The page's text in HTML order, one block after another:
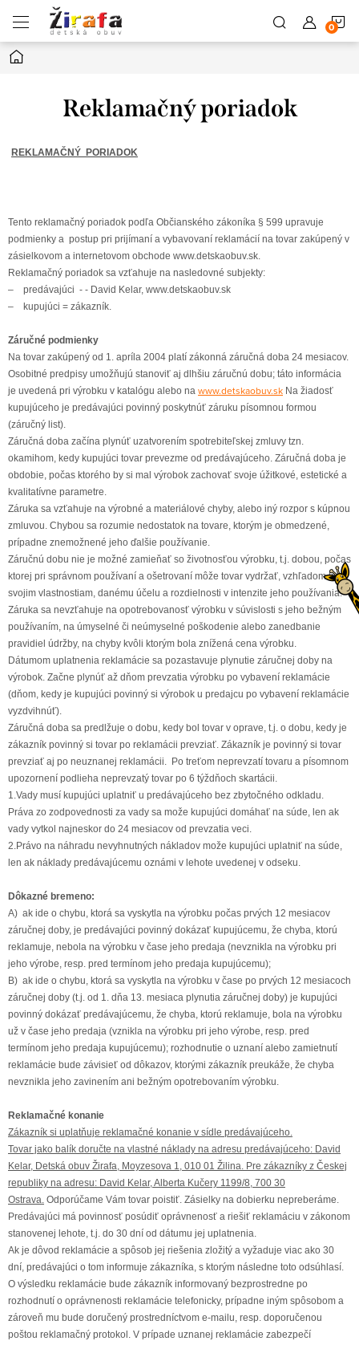
obsah
Domov
Reklamačný poriadok
REKLAMAČNÝ PORIADOK
Tento reklamačný poriadok podľa Občianského zákoníka § 599 upravuje
podmienky a postup pri prijímaní a vybavovaní reklamácií na tovar zakúpený v
zásielkovom a internetovom obchode www.detskaobuv.sk.
Reklamačný poriadok sa vzťahuje na nasledovné subjekty:
– predávajúci - - David Kelar, www.detskaobuv.sk
– kupujúci = zákazník.
Záručné podmienky
Na tovar zakúpený od 1. apríla 2004 platí zákonná záručná doba 24 mesiacov.
Osobitné predpisy umožňujú stanoviť aj dlhšiu záručnú dobu; táto informácia
je uvedená pri výrobku v katalógu alebo na www.detskaobuv.sk Na žiadosť
kupujúceho je predávajúci povinný poskytnúť záruku písomnou formou
(záručný list).
Záručná doba začína plynúť uzatvorením spotrebiteľskej zmluvy tzn.
okamihom, kedy kupujúci tovar prevezme od predávajúceho. Záručná doba je
obdobie, počas ktorého by si mal výrobok zachovať svoje úžitkové, estetické a
kvalitatívne parametre.
Záruka sa vzťahuje na výrobné a materiálové chyby, alebo iný rozpor s kúpnou
zmluvou. Chybou sa rozumie nedostatok na tovare, ktorým je obmedzené,
prípadne znemožnené jeho ďalšie používanie.
Záručnú dobu nie je možné zamieňať so životnosťou výrobku, t.j. dobou, počas
ktorej pri správnom používaní a ošetrovaní môže tovar vydržať, vzhľadom ku
svojim vlastnostiam, danému účelu a rozdielnosti v intenzite jeho používania.
Záruka sa nevzťahuje na opotrebovanosť výrobku v súvislosti s jeho bežným
používaním, na úmyselné či neúmyselné poškodenie alebo zanedbanie
pravidiel údržby, na chyby kvôli ktorým bola znížená cena výrobku.
Dátumom uplatnenia reklamácie sa pozastavuje plynutie záručnej doby na
výrobok. Začne plynúť až dňom prevzatia výrobku po vybavení reklamácie
(dňom, kedy je kupujúci povinný si výrobok u predajcu po vybavení reklamácie
vyzdvihnúť).
Záručná doba sa predlžuje o dobu, kedy bol tovar v oprave, t.j. o dobu, kedy je
zákazník povinný si tovar po reklamácii prevziať. Zákazník je povinný si tovar
prevziať aj po neuznanej reklamácii. Po treťom neprevzatí tovaru a písomnom
upozornení podlieha neprevzatý tovar po 6 týždňoch skartácii.
1.Vady musí kupujúci uplatniť u predávajúceho bez zbytočného odkladu.
Práva zo zodpovednosti za vady sa može kupujúci domáhať na súde, len ak
vady vytkol najneskor do 24 mesiacov od prevzatia veci.
2.Právo na náhradu nevyhnutných nákladov može kupujúci uplatniť na súde,
len ak náklady predávajúcemu oznámi v lehote uvedenej v odseku.
Dôkazné bremeno:
A) ak ide o chybu, ktorá sa vyskytla na výrobku počas prvých 12 mesiacov
záručnej doby, je predávajúci povinný dokázať kupujúcemu, že chyba, ktorú
reklamuje, nebola na výrobku v čase jeho predaja (nevznikla na výrobku pri
jeho výrobe, resp. pred termínom jeho predaja kupujúcemu);
B) ak ide o chybu, ktorá sa vyskytla na výrobku v čase po prvých 12 mesiacoch
záručnej doby (t.j. od 1. dňa 13. mesiaca plynutia záručnej doby) je kupujúci
povinný dokázať predávajúcemu, že chyba, ktorú reklamuje, bola na výrobku
už v čase jeho predaja (vznikla na výrobku pri jeho výrobe, resp. pred
termínom jeho predaja kupujúcemu); rozhodnutie o uznaní alebo zamietnutí
reklamácie bude závisieť od dôkazov, ktorými zákazník preukáže, že chyba
nevznikla jeho zavinením ani bežným opotrebovaním výrobku.
Reklamačné konanie
Zákazník si uplatňuje reklamačné konanie v sídle predávajúceho.
Tovar jako balík doručte na vlastné náklady na adresu predávajúceho: David
Kelar, Detská obuv Žirafa, Moyzesova 1, 010 01 Žilina. Pre zákazníky z Českej
republiky na adresu: David Kelar, Alberta Kučery 1199/8, 700 30
Ostrava. Odporúčame Vám tovar poistiť. Zásielky na dobierku nepreberáme.
Predávajúci má povinnosť posúdiť oprávnenosť a riešiť reklamáciu v zákonom
stanovenej lehote, t.j. do 30 dní od dátumu jej uplatnenia.
Ak je dôvod reklamácie a spôsob jej riešenia zložitý a vyžaduje viac ako 30
dní, predávajúci o tom informuje zákazníka, s ktorým následne toto odsúhlasí.
O výsledku reklamácie bude zákazník informovaný bezprostredne po
rozhodnutí o oprávnenosti reklamácie telefonicky, prípadne iným spôsobom a
zároveň mu bude doručený prostredníctvom e-mailu, resp. doporučenou
poštou reklamačný protokol. V prípade uznanej reklamácie zabezpečí